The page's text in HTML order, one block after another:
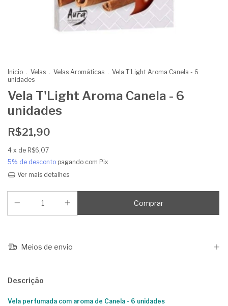
Início . Velas . Velas Aromáticas . Vela T'Light Aroma Canela - 6
unidades
Vela T'Light Aroma Canela - 6
unidades
R$21,90
4 x de R$6,07
5% de desconto pagando com Pix
Ver mais detalhes
Meios de envio
Descrição
Vela perfumada com aroma de Canela - 6 unidades